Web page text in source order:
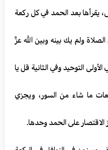
يقرأها بعد الحمد في كل ركعة
ولم يك بينه وبين الله عزَّ
التوحيد وفي الثانية قل يا
ما شاء من السور، ويجزي
على الحمد وحدها.